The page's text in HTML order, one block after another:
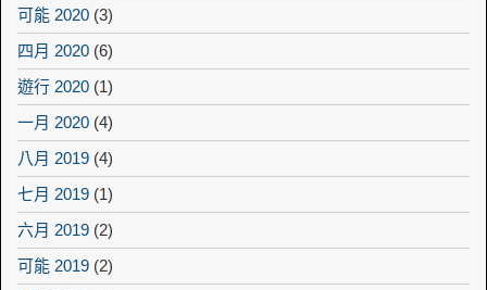
可能 2020 (3)
四月 2020 (6)
遊行 2020 (1)
一月 2020 (4)
八月 2019 (4)
七月 2019 (1)
六月 2019 (2)
可能 2019 (2)